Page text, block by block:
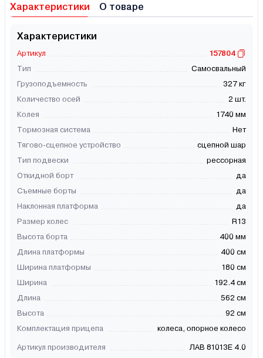
Характеристики О товаре
Характеристики
Артикул
157804
Тип
Самосвальный
Грузоподъемность
327 кг
Количество осей
2 шт.
Колея
1740 мм
Тормозная система
Нет
Тягово-сцепное устройство
сцепной шар
Тип подвески
рессорная
Откидной борт
да
Съемные борты
да
Наклонная платформа
да
Размер колес
R13
Высота борта
400 мм
Длина платформы
400 см
Ширина платформы
180 см
Ширина
192.4 см
Длина
562 см
Высота
92 см
Комплектация прицепа
колеса, опорное колесо
Артикул производителя ЛАВ 81013Е 4.0